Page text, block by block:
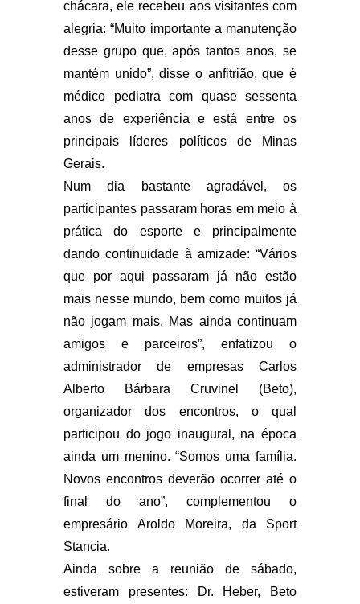
chácara, ele recebeu aos visitantes com
alegria: “Muito importante a manutenção
desse grupo que, após tantos anos, se
mantém unido”, disse o anfitrião, que é
médico pediatra com quase sessenta
anos de experiência e está entre os
principais líderes políticos de Minas
Gerais.
Num dia bastante agradável, os
participantes passaram horas em meio à
prática do esporte e principalmente
dando continuidade à amizade: “Vários
que por aqui passaram já não estão
mais nesse mundo, bem como muitos já
não jogam mais. Mas ainda continuam
amigos e parceiros”, enfatizou o
administrador de empresas Carlos
Alberto Bárbara Cruvinel (Beto),
organizador dos encontros, o qual
participou do jogo inaugural, na época
ainda um menino. “Somos uma família.
Novos encontros deverão ocorrer até o
final do ano”, complementou o
empresário Aroldo Moreira, da Sport
Stancia.
Ainda sobre a reunião de sábado,
estiveram presentes: Dr. Heber, Beto